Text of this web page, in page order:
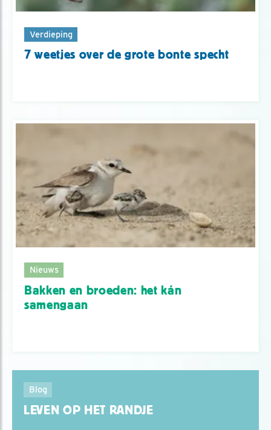
Verdieping
7 weetjes over de grote bonte specht
Nieuws
Bakken en broeden: het kán
samengaan
Blog
LEVEN OP HET RANDJE